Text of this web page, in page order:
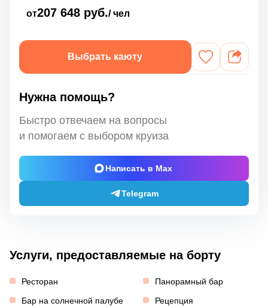
от207 648 руб./ чел
Выбрать каюту
Нужна помощь?
Быстро отвечаем на вопросы
и помогаем с выбором круиза
Написать в Max
Telegram
Услуги, предоставляемые на борту
Ресторан
Панорамный бар
Бар на солнечной палубе
Рецепция